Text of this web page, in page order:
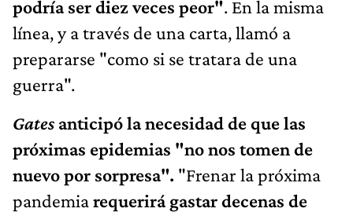
podría ser diez veces peor". En la misma
línea, y a través de una carta, llamó a
prepararse "como si se tratara de una
guerra".
Gates anticipó la necesidad de que las
próximas epidemias "no nos tomen de
nuevo por sorpresa". "Frenar la próxima
pandemiarequerirá gastar decenas de